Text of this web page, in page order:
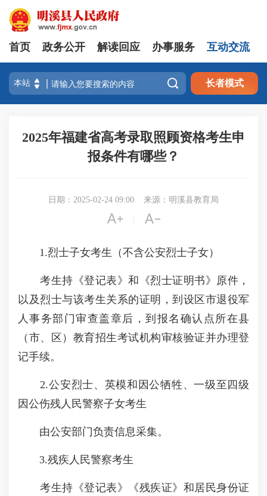
首页 政务公开 解读回应 办事服务 互动交流
 长者模式
2025年福建省高考录取照顾资格考生申
报条件有哪些？
日期：2025-02-24 09:00 来源：明溪县教育局
 
1.烈士子女考生（不含公安烈士子女）
考生持《登记表》和《烈士证明书》原件，
以及烈士与该考生关系的证明，到设区市退役军
人事务部门审查盖章后，到报名确认点所在县
（市、区）教育招生考试机构审核验证并办理登
记手续。
2.公安烈士、英模和因公牺牲、一级至四级
因公伤残人民警察子女考生
由公安部门负责信息采集。
3.残疾人民警察考生
考生持《登记表》《残疾证》和居民身份证